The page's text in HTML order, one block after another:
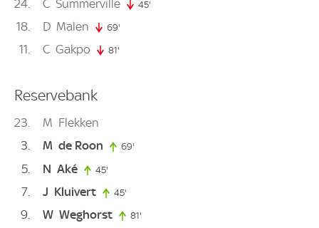
24 C Summerville 45'
18 D Malen 69'
11 C Gakpo 81'
Reservebank
23 M Flekken
3
M de Roon 69'
5 N Aké 45'
7 J Kluivert 45'
9 W Weghorst 81'